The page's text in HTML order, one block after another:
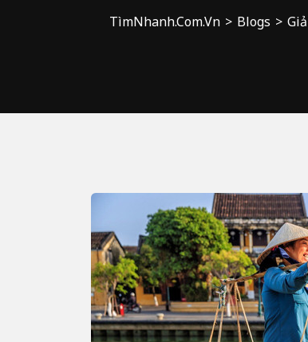
TìmNhanh.Com.Vn > Blogs >